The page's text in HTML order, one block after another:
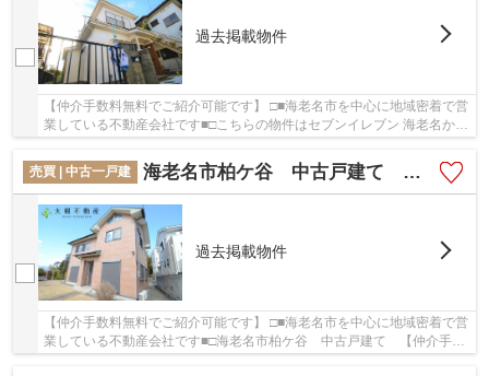
過去掲載物件
【仲介手数料無料でご紹介可能です】 □■海老名市を中心に地域密着で営
業している不動産会社です■□こちらの物件はセブンイレブン 海老名かし
売買 | 中古一戸建
海老名市柏ケ谷 中古戸建て 【仲介手数料無料】
過去掲載物件
【仲介手数料無料でご紹介可能です】 □■海老名市を中心に地域密着で営
業している不動産会社です■□海老名市柏ケ谷 中古戸建て 【仲介手数